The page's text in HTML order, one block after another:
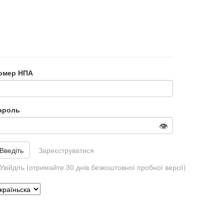
НПА
👁
Зареєструватися
Увійдіть (отримайте 30 днів безкоштовної пробної версії)